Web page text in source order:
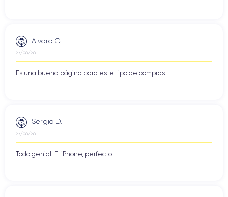
Alvaro G.
27/06/26
Es una buena página para este tipo de compras.
Sergio D.
27/06/26
Todo genial. El iPhone, perfecto.